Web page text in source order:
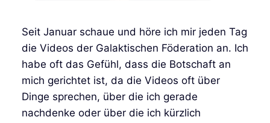
Seit Januar schaue und höre ich mir jeden Tag
die Videos der Galaktischen Föderation an. Ich
habe oft das Gefühl, dass die Botschaft an
mich gerichtet ist, da die Videos oft über
Dinge sprechen, über die ich gerade
nachdenke oder über die ich kürzlich